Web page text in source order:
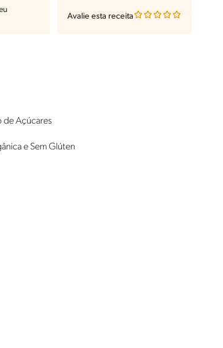
Avalie esta receita
de Açúcares
e Sem Glúten